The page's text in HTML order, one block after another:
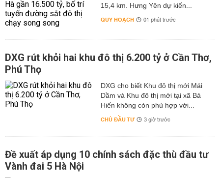
15,4 km. Hưng Yên dự kiến...
QUY HOẠCH 01 phút trước
DXG rút khỏi hai khu đô thị 6.200 tỷ ở Cần Thơ,
Phú Thọ
DXG cho biết Khu đô thị mới Mái
Dầm và Khu đô thị mới tại xã Bá
Hiến không còn phù hợp với...
CHỦ ĐẦU TƯ 3 giờ trước
Đề xuất áp dụng 10 chính sách đặc thù đầu tư
Vành đai 5 Hà Nội